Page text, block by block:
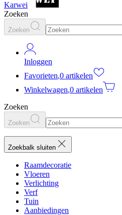
Karwei
Zoeken
Zoeken
Inloggen
Favorieten,0 artikelen
Winkelwagen,0 artikelen
Zoeken
Zoeken
Zoekbalk sluiten
Raamdecoratie
Vloeren
Verlichting
Verf
Tuin
Aanbiedingen